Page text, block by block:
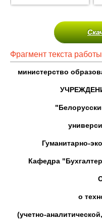
Фрагмент текста работы
министерство
Гуманитарно-
Кафедра
о
(учетно-